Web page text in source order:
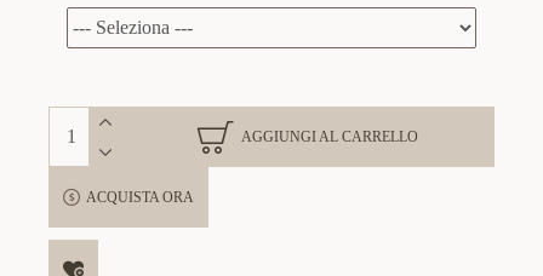
AGGIUNGI AL CARRELLO
ACQUISTA ORA